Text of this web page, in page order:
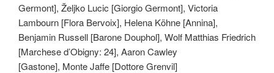
Germont], Željko Lucic [Giorgio Germont], Victoria
Lambourn [Flora Bervoix], Helena Köhne [Annina],
Benjamin Russell [Barone Douphol], Wolf Matthias Friedrich
[Marchese d’Obigny: 24], Aaron Cawley
[Gastone], Monte Jaffe [Dottore Grenvil]